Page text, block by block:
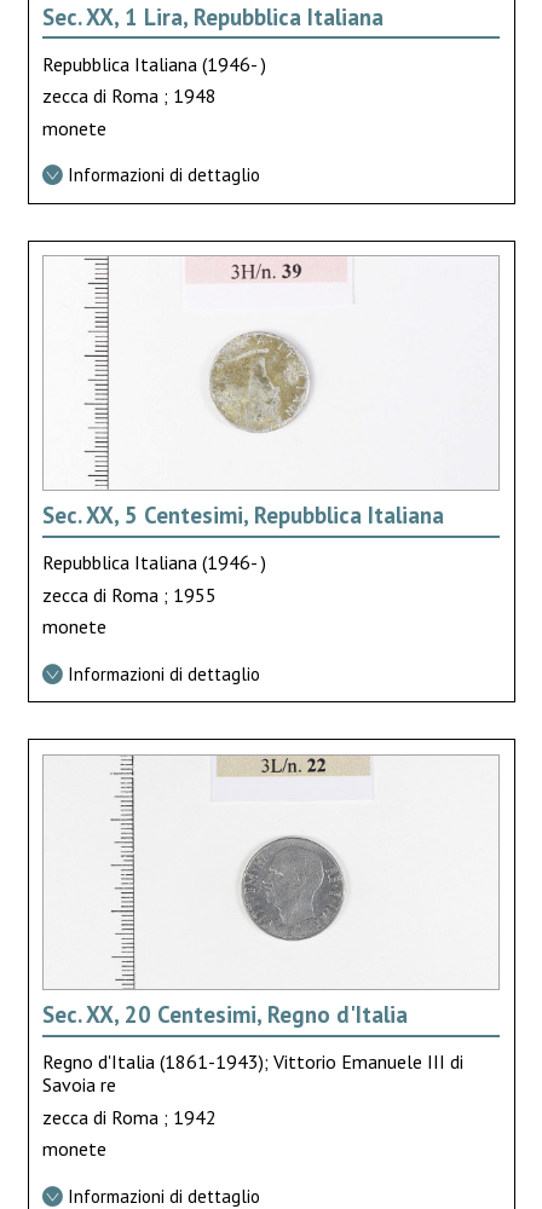
Sec. XX, 1 Lira, Repubblica Italiana
Repubblica Italiana (1946- )
zecca di Roma ; 1948
monete
Informazioni di dettaglio
Sec. XX, 5 Centesimi, Repubblica Italiana
Repubblica Italiana (1946- )
zecca di Roma ; 1955
monete
Informazioni di dettaglio
Sec. XX, 20 Centesimi, Regno d'Italia
Regno d'Italia (1861-1943); Vittorio Emanuele III di
Savoia re
zecca di Roma ; 1942
monete
Informazioni di dettaglio